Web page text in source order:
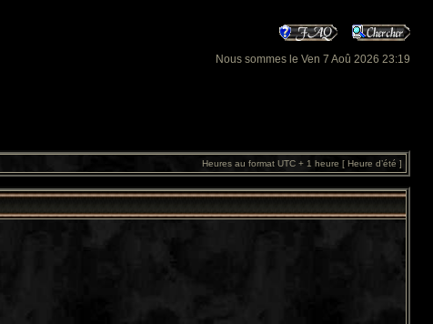
Nous sommes le Ven 7 Aoû 2026 23:19
Heures au format UTC + 1 heure [ Heure d’été ]